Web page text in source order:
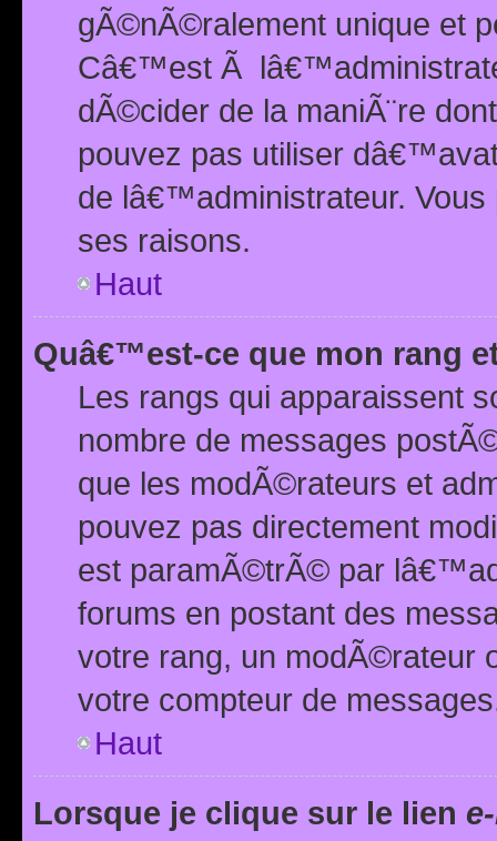
gÃ©nÃ©ralement unique et
Câ€™est Ã
dÃ©cider de la maniÃ¨re
pouvez pas utiliser
de lâ€™administrateur.
ses raisons.
Haut
Quâ€™est-ce que mon rang
Les rangs qui apparaissent
nombre de messages
que les modÃ©rateurs et
pouvez pas directement
est paramÃ©trÃ© par
forums en postant des
votre rang, un modÃ©rateur
votre compteur de
Haut
Lorsque je clique sur le lien